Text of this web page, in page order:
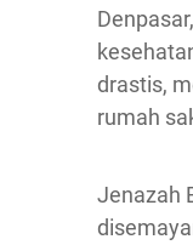
drastis,
rumah
Jenazah